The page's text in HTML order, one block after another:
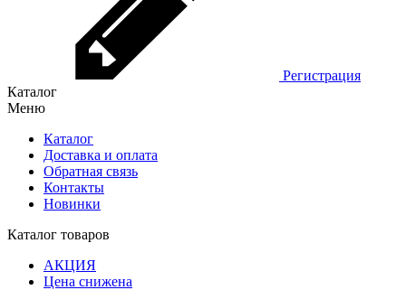
Регистрация
Каталог
Меню
Каталог
Доставка и оплата
Обратная связь
Контакты
Новинки
Каталог товаров
АКЦИЯ
Цена снижена